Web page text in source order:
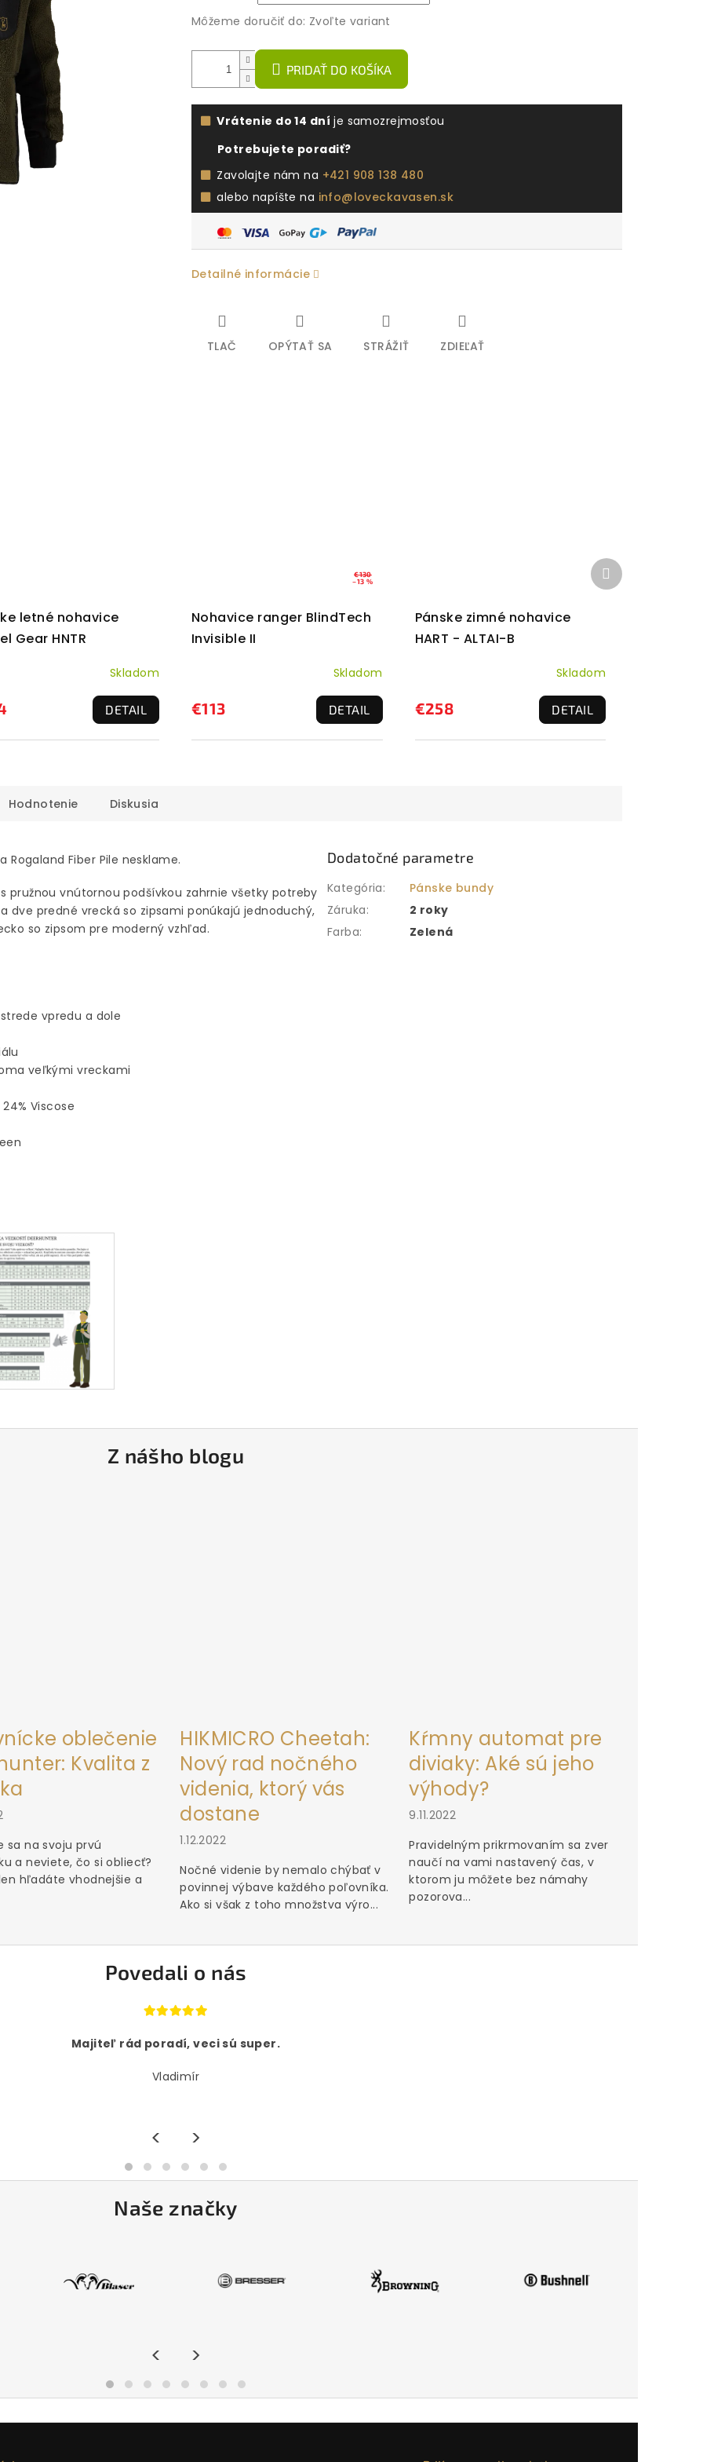
Môžeme doručiť do: Zvoľte variant
PRIDAŤ DO KOŠÍKA
Vrátenie do 14 dní je samozrejmosťou
Potrebujete poradiť?
Zavolajte nám na +421 908 138 480
alebo napíšte na info@loveckavasen.sk
Detailné informácie
TLAČ OPÝTAŤ SA STRÁŽIŤ ZDIEĽAŤ
letné nohavice
Gear HNTR
Skladom
DETAIL
€130
–13 %
Nohavice ranger BlindTech
Invisible II
Skladom
€113 DETAIL
Pánske zimné nohavice
HART - ALTAI-B
Skladom
€258 DETAIL
Ďalší
produkt
Hodnotenie Diskusia
Fiber Pile nesklame.
pružnou vnútornou podšívkou zahrnie všetky potreby
dve predné vrecká so zipsami ponúkajú jednoduchý,
so zipsom pre moderný vzhľad.
vpredu a dole
veľkými vreckami
Viscose
Dodatočné parametre
Kategória:
Pánske bundy
Záruka:
2 roky
Farba: Zelená
Z nášho blogu
oblečenie
Kvalita z
sa na svoju prvú
a neviete, čo si obliecť?
hľadáte vhodnejšie a
HIKMICRO Cheetah:
Nový rad nočného
videnia, ktorý vás
dostane
1.12.2022
Nočné videnie by nemalo chýbať v
povinnej výbave každého poľovníka.
Ako si však z toho množstva výro...
Kŕmny automat pre
diviaky: Aké sú jeho
výhody?
9.11.2022
Pravidelným prikrmovaním sa zver
naučí na vami nastavený čas, v
ktorom ju môžete bez námahy
pozorova...
Povedali o nás
Majiteľ rád poradí, veci sú super.
Vladimír
< >
Naše značky
< >